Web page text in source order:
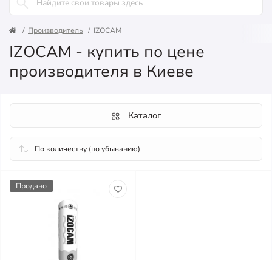
Производитель IZOСAM
IZOСAM - купить по цене
производителя в Киеве
Каталог
Продано